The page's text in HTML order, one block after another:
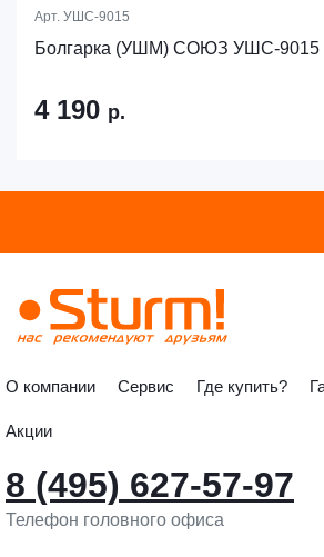
Арт. УШС-9015
Болгарка (УШМ) СОЮЗ УШС-9015
4 190 р.
О компании Сервис Где купить?
Акции
8 (495) 627-57-97
Телефон головного офиса